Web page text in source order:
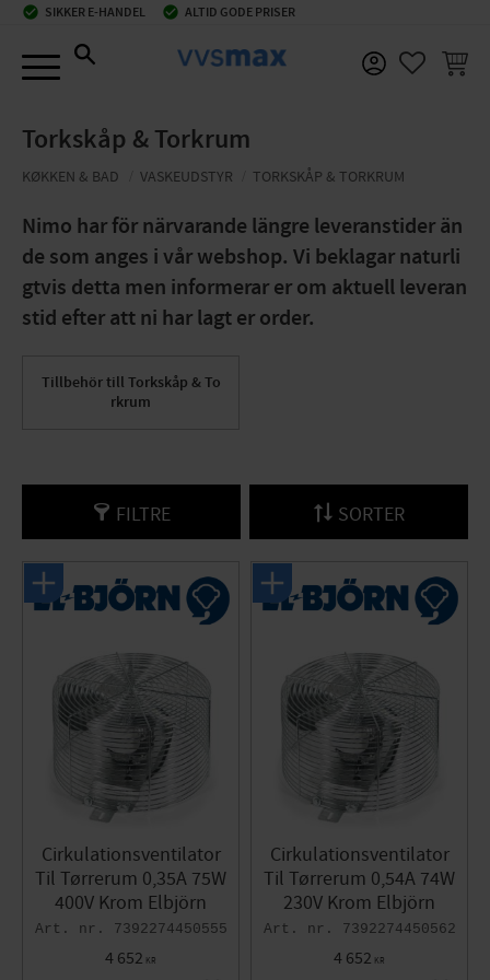
check_circle SIKKER E-HANDEL check_circle ALTID GODE PRISER
Torkskåp & Torkrum
KØKKEN & BAD VASKEUDSTYR TORKSKÅP & TORKRUM
Nimo har för närvarande längre leveranstider än
de som anges i vår webshop. Vi beklagar naturli
gtvis detta men informerar er om aktuell leveran
stid efter att ni har lagt er order.
Tillbehör till Torkskåp & To
rkrum
FILTRE SORTER
Cirkulationsventilator
Til Tørrerum 0,35A 75W
400V Krom Elbjörn
7392274450555
4 652 KR
Cirkulationsventilator
Til Tørrerum 0,54A 74W
230V Krom Elbjörn
7392274450562
4 652 KR